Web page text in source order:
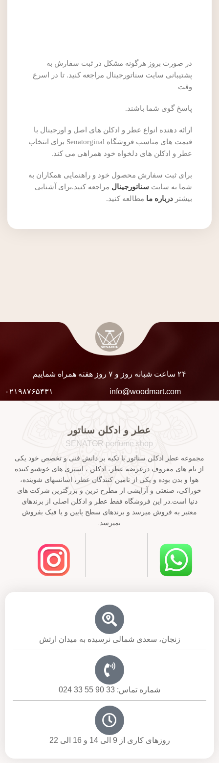
در صورت بروز هرگونه مشکل در ثبت سفارش به
پشتیبانی سایت سناتورجینال مراجعه کنید. تا در اسرع
وقت
پاسخ گوی شما باشند.
ارائه دهنده انواع عطر و ادکلن های اصل و اورجینال با
قیمت های مناسب فروشگاه Senatorginal برای انتخاب
عطر و ادکلن های دلخواه خود همراهی می کند.
برای ثبت سفارش محصول خود و راهنمایی همکاران به
شما به سایت سناتورجینال مراجعه کنید.برای آشنایی
بیشتر درباره ما مطالعه کنید.
۲۴ ساعت شبانه روز و ۷ روز هفته همراه شماییم
info@woodmart.com ۰۲۱۹۸۷۶۵۴۳۱
عطر و ادکلن سناتور
SENATOR perfume shop
مجموعه عطر ادکلن سناتور با تکیه بر دانش فنی و تخصص خود یکی
از نام های معروف درعرضه عطر، ادکلن ، اسپری های خوشبو کننده
هوا و بدن بوده و یکی از تامین کنندگان عطر، اسانسهای شوینده،
خوراکی، صنعتی و آرایشی از مطرح ترین و بزرگترین شرکت های
دنیا است.در این فروشگاه فقط عطر و ادکلن اصلی از برندهای
معتبر به فروش میرسد و برندهای سطح پایین و یا فیک بفروش
نمیرسد.
زنجان، سعدی شمالی نرسیده به میدان ارتش
شماره تماس: 33 90 55 33 024
روزهای کاری از 9 الی 14 و 16 الی 22